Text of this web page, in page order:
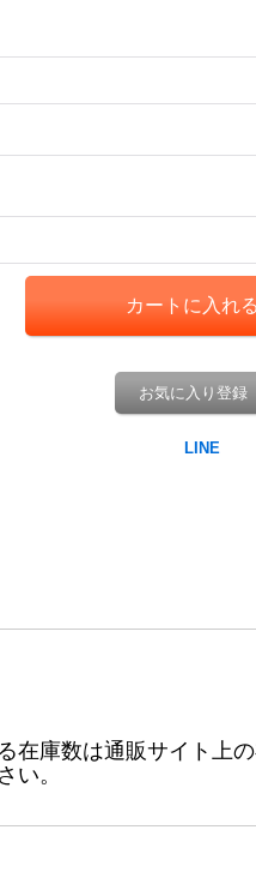
お気に入り登録
在庫数は通販サイト上
い。